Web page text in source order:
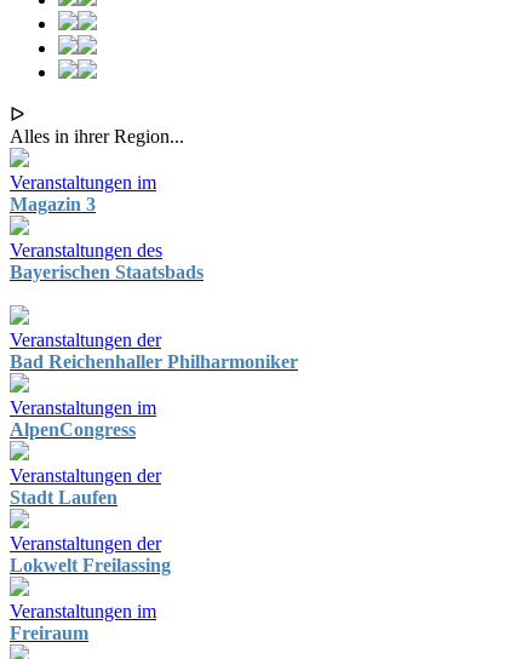
ᐅ
Alles in ihrer Region...
Veranstaltungen im
Magazin 3
Veranstaltungen des
Bayerischen Staatsbads
Veranstaltungen der
Bad Reichenhaller Philharmoniker
Veranstaltungen im
AlpenCongress
Veranstaltungen der
Stadt Laufen
Veranstaltungen der
Lokwelt Freilassing
Veranstaltungen im
Freiraum